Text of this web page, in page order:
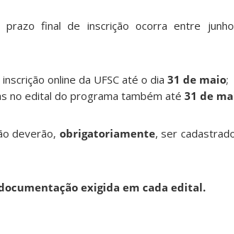
prazo final de inscrição ocorra entre
online da UFSC até o dia 31 de maio;
no edital do programa também até 31 de
deverão, obrigatoriamente, ser
exigida em cada edital.